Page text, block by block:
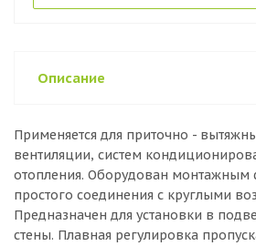
Описание
Применяется для приточно -
вентиляции, систем
отопления. Оборудован монтажным
простого соединения с круглыми
Предназначен для установки в
стены. Плавная регулировка